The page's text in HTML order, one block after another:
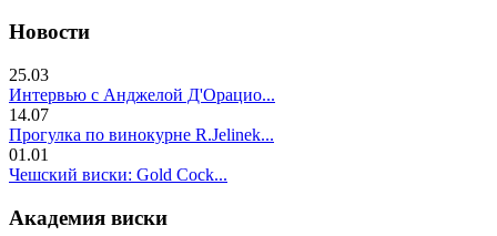
Новости
25.03
Интервью с Анджелой Д'Орацио...
14.07
Прогулка по винокурне R.Jelinek...
01.01
Чешский виски: Gold Cock...
Академия виски